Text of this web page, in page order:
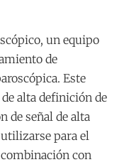
un equipo
de
Este
alta definición de
de señal de alta
para el
con